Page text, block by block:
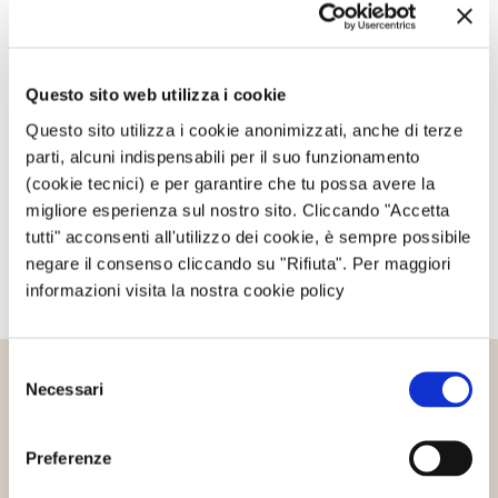
Questo sito web utilizza i cookie
Questo sito utilizza i cookie anonimizzati, anche di terze
parti, alcuni indispensabili per il suo funzionamento
(cookie tecnici) e per garantire che tu possa avere la
migliore esperienza sul nostro sito. Cliccando "Accetta
tutti" acconsenti all'utilizzo dei cookie, è sempre possibile
negare il consenso cliccando su "Rifiuta". Per maggiori
informazioni visita la nostra cookie policy
delNecessari
Preferenze
commento.
Avvertimi via email alla pubblicazione di un nuovo
articolo.
Altri articoli che potrebbero